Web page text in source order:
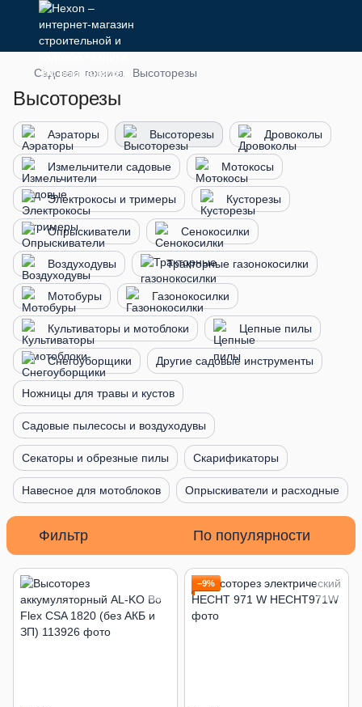
Садовая техника Высоторезы
Высоторезы
Аэраторы Высоторезы Дровоколы
Измельчители садовые Мотокосы
Электрокосы и тримеры Кусторезы
Опрыскиватели Сенокосилки
Воздуходувы Тракторные газонокосилки
Мотобуры Газонокосилки
Культиваторы и мотоблоки Цепные пилы
Снегоуборщики Другие садовые инструменты
Ножницы для травы и кустов
Садовые пылесосы и воздуходувы
Секаторы и обрезные пилы Скарификаторы
Навесное для мотоблоков Опрыскиватели и расходные
Фильтр По популярности
−9%